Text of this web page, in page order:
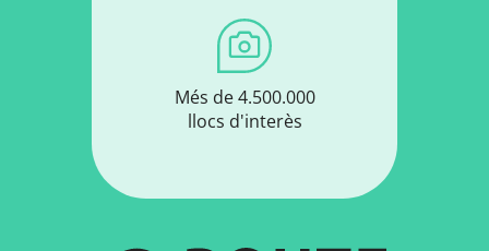
Més de 4.500.000
llocs d'interès